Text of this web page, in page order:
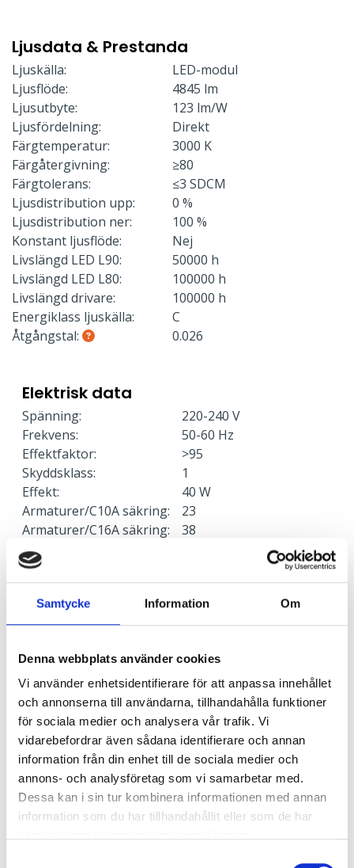
Samtycke Information Om
Denna webbplats använder cookies
Vi använder enhetsidentifierare för att anpassa innehållet
och annonserna till användarna, tillhandahålla funktioner
för sociala medier och analysera vår trafik. Vi
vidarebefordrar även sådana identifierare och annan
information från din enhet till de sociala medier och
annons- och analysföretag som vi samarbetar med.
Dessa kan i sin tur kombinera informationen med annan
information som du har tillhandahållit eller som de har
Ljusdata & Prestanda
Ljuskälla:
LED-modul
Ljusflöde:
4845 lm
Ljusutbyte:
123 lm/W
Ljusfördelning:
Direkt
Färgtemperatur:
3000 K
Färgåtergivning:
≥80
Färgtolerans:
≤3 SDCM
Ljusdistribution upp:
0 %
Ljusdistribution ner:
100 %
Konstant ljusflöde:
Nej
Livslängd LED L90:
50000 h
Livslängd LED L80:
100000 h
Livslängd drivare:
100000 h
Energiklass ljuskälla:
C
Åtgångstal:
0.026
Elektrisk data
Spänning:
220-240 V
Frekvens:
50-60 Hz
Effektfaktor:
>95
Skyddsklass:
1
Effekt:
40 W
Armaturer/C10A säkring:
23
Armaturer/C16A säkring:
38
Armaturer/B10A säkring:
Armaturer/B16A säkring:
Överspänningsskydd CM
kV/kA:
2
Överspänningsskydd DM
1
Ljusstyrning
Ljusstyrning:
Tänd/släck
Sensor:
Utan sensor
Nödljus
Nödljus: Nej